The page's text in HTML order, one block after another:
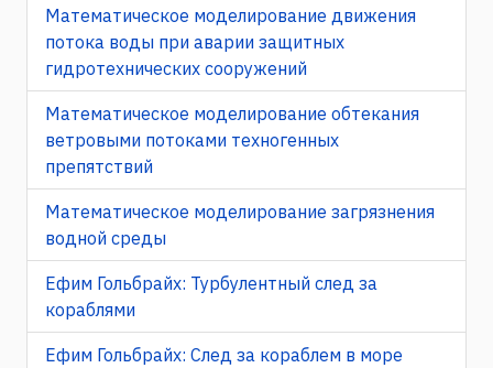
Математическое моделирование движения
потока воды при аварии защитных
гидротехнических сооружений
Математическое моделирование обтекания
ветровыми потоками техногенных
препятствий
Математическое моделирование загрязнения
водной среды
Ефим Гольбрайх: Турбулентный след за
кораблями
Ефим Гольбрайх: След за кораблем в море